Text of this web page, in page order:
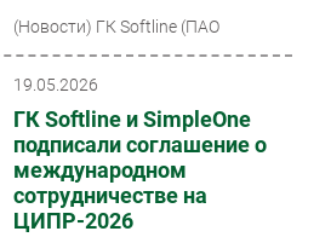
(Новости) ГК Softline (ПАО
фокусом на инновации, завершила
корпоративной...
19.05.2026
ГК Softline и SimpleOne
подписали соглашение о
международном
сотрудничестве на
ЦИПР-2026